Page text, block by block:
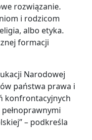
rozwiązanie.
i rodzicom
albo etyka.
formacji
Narodowej
państwa prawa i
konfrontacyjnych
– podkreśla